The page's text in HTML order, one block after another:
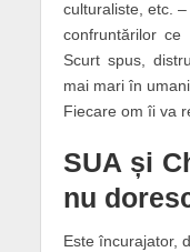
culturaliste, etc.
confruntărilor
Scurt spus,
mai mari în
Fiecare om îi va
SUA și
nu
Este încurajator,